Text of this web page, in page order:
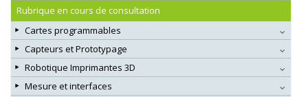
Rubrique en cours de consultation
Cartes programmables
Capteurs et Prototypage
Robotique Imprimantes 3D
Mesure et interfaces